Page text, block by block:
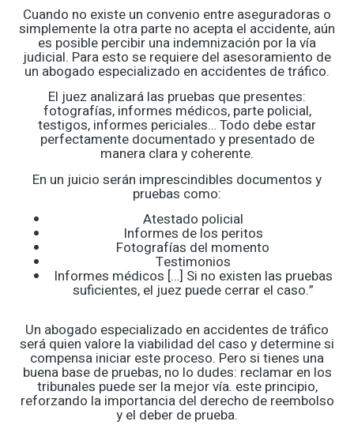
Cuando no existe un convenio entre aseguradoras o
simplemente la otra parte no acepta el accidente, aún
es posible percibir una indemnización por la vía
judicial. Para esto se requiere del asesoramiento de
un abogado especializado en accidentes de tráfico.
El juez analizará las pruebas que presentes:
fotografías, informes médicos, parte policial,
testigos, informes periciales… Todo debe estar
perfectamente documentado y presentado de
manera clara y coherente.
En un juicio serán imprescindibles documentos y
pruebas como:
Atestado policial
Informes de los peritos
Fotografías del momento
Testimonios
Informes médicos […] Si no existen las pruebas
suficientes, el juez puede cerrar el caso.”
Un abogado especializado en accidentes de tráfico
será quien valore la viabilidad del caso y determine si
compensa iniciar este proceso. Pero si tienes una
buena base de pruebas, no lo dudes: reclamar en los
tribunales puede ser la mejor vía. este principio,
reforzando la importancia del derecho de reembolso
y el deber de prueba.